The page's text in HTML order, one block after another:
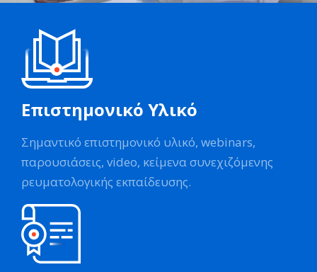
Επιστημονικό Υλικό
Σημαντικό επιστημονικό υλικό, webinars,
παρουσιάσεις, video, κείμενα συνεχιζόμενης
ρευματολογικής εκπαίδευσης.